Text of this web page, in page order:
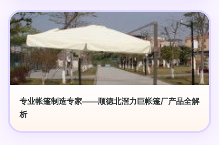
专业帐篷制造专家——顺德北滘力巨帐篷厂产品全解
析